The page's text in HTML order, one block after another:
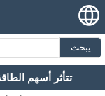
يبحث
تتأثر أسهم